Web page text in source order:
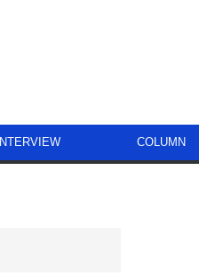
INTERVIEW COLUMN